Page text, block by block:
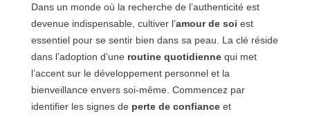
Dans un monde où la recherche de l’authenticité est
devenue indispensable, cultiver l’amour de soi est
essentiel pour se sentir bien dans sa peau. La clé réside
dans l’adoption d’une routine quotidiennequi met
l’accent sur le développement personnel et la
bienveillance envers soi-même. Commencez par
identifier les signes de perte de confianceet